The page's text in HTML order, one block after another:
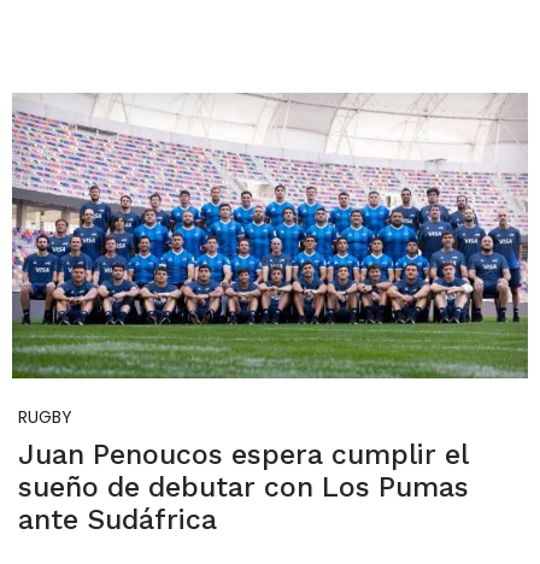
RUGBY
Juan Penoucos espera cumplir el
sueño de debutar con Los Pumas
ante Sudáfrica